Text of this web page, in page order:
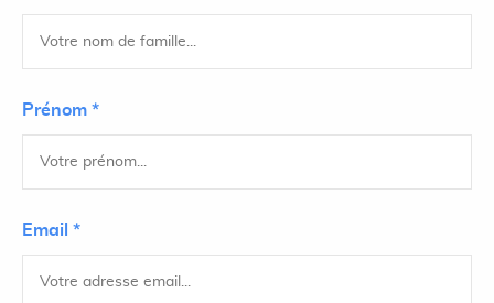
Prénom *
Email *